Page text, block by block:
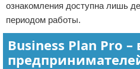
ознакомления доступна лишь
периодом работы.
Business Plan Pro